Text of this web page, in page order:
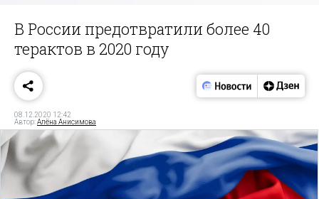
В России предотвратили более 40
терактов в 2020 году
08.12.2020 12:42
Автор:Алёна Анисимова